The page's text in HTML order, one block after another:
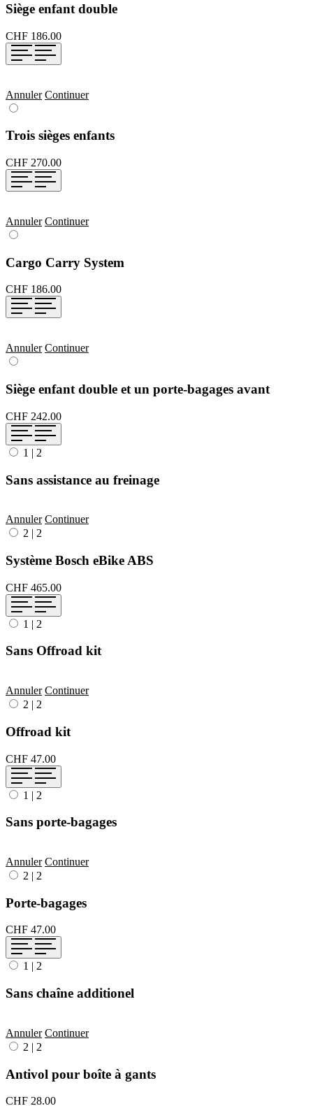
Siège enfant double
CHF 186.00
Annuler Continuer
Trois sièges enfants
CHF 270.00
Annuler Continuer
Cargo Carry System
CHF 186.00
Annuler Continuer
Siège enfant double et un porte-bagages avant
CHF 242.00
1 | 2
Sans assistance au freinage
Annuler Continuer
2 | 2
Système Bosch eBike ABS
CHF 465.00
1 | 2
Sans Offroad kit
Annuler Continuer
2 | 2
Offroad kit
CHF 47.00
1 | 2
Sans porte-bagages
Annuler Continuer
2 | 2
Porte-bagages
CHF 47.00
1 2
Sans chaîne additionel
Annuler Continuer
2 | 2
Antivol pour boîte à gants
CHF 28.00